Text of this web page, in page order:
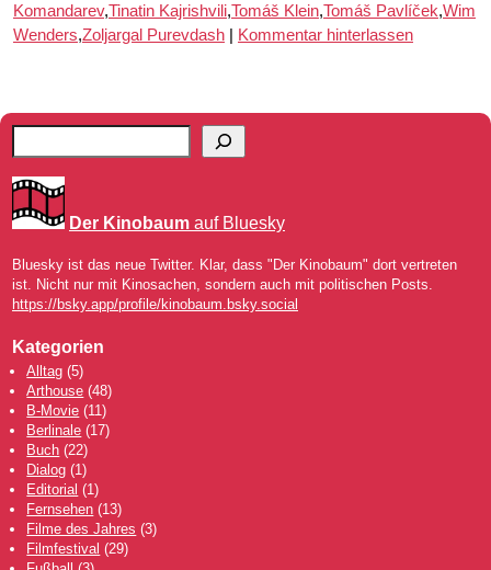
Komandarev,Tinatin Kajrishvili,Tomáš Klein,Tomáš Pavlíček,Wim
Wenders,Zoljargal Purevdash Kommentar hinterlassen
Der Kinobaum auf Bluesky
Bluesky ist das neue Twitter. Klar, dass "Der Kinobaum" dort vertreten
ist. Nicht nur mit Kinosachen, sondern auch mit politischen Posts.
https://bsky.app/profile/kinobaum.bsky.social
Kategorien
Alltag (5)
Arthouse (48)
B-Movie (11)
Berlinale (17)
Buch (22)
Dialog (1)
Editorial (1)
Fernsehen (13)
Filme des Jahres (3)
Filmfestival (29)